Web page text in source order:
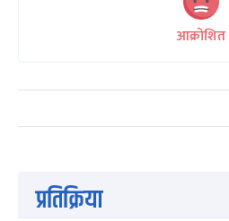
आक्रोशित
प्रतिक्रिया